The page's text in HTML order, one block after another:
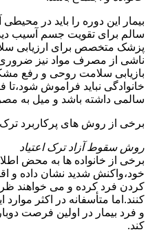
بیمار این دوره را باید در
سالم برای تقویت جسم آسیب
پزشک متخصص برای ارزیابی
ناشی از مصرف مواد نیز
بازیابی سلامت روحی و رفع
خانوادگی نباید فراموش شود،تا
سالمی داشته باشد و میل به
برخی از روش های پرکاربرد ترک
روش سقوط آزاد ترک اعتیاد
برخی از خانواده ها به محض
خود،واکنش شدید نشان داده و
کردن فرد کرده و می خواهند
کنند.اما متأسفانه در اکثر
و فرد بیمار در اولین فرصت
کند.